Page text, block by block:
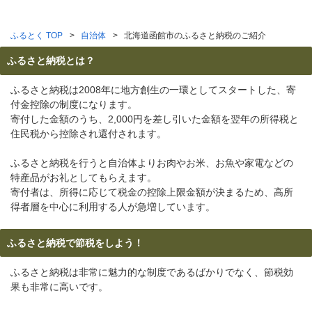
ふるとく TOP 自治体 北海道函館市のふるさと納税のご紹介
ふるさと納税とは？
ふるさと納税は2008年に地方創生の一環としてスタートした、寄
付金控除の制度になります。
寄付した金額のうち、2,000円を差し引いた金額を翌年の所得税と
住民税から控除され還付されます。
ふるさと納税を行うと自治体よりお肉やお米、お魚や家電などの
特産品がお礼としてもらえます。
寄付者は、所得に応じて税金の控除上限金額が決まるため、高所
得者層を中心に利用する人が急増しています。
ふるさと納税で節税をしよう！
ふるさと納税は非常に魅力的な制度であるばかりでなく、節税効
果も非常に高いです。